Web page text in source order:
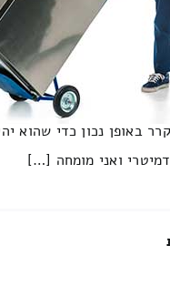
באופן נכון כדי שהוא
ואני מומחה […]